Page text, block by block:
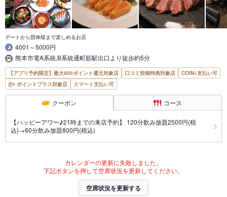
デートから団体様まで楽しめるお店
4001～5000円
熊本市電A系統,B系統通町筋駅出口より徒歩約5分
【アプリ予約限定】最大800ポイント還元対象店 口コミ投稿特典対象店
COIN+支払い可
ポイントプラス対象店
スマート支払い可
クーポン コース
【ハッピーアワー♪21時までの来店予約】 120分飲み放題2500円(税
込)→60分飲み放題800円(税込)
カレンダーの更新に失敗しました。
下記ボタンを押して空席状況を更新してください。
空席状況を更新する